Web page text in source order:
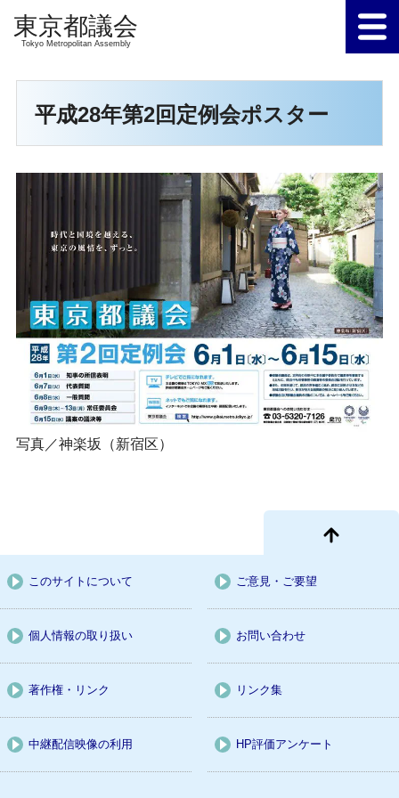
Tokyo Metropolitan Assembly
平成28年第2回定例会ポスター
写真／神楽坂（新宿区）
このサイトについて ご意見・ご要望
個人情報の取り扱い お問い合わせ
著作権・リンク リンク集
中継配信映像の利用 HP評価アンケート